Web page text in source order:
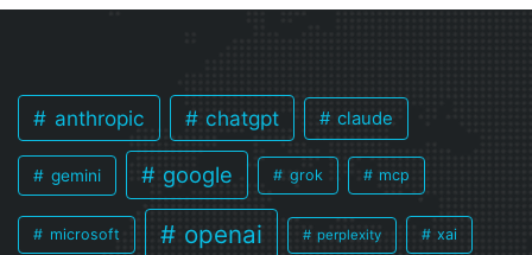
anthropic chatgpt claude
gemini google grok mcp
microsoft openai perplexity xai